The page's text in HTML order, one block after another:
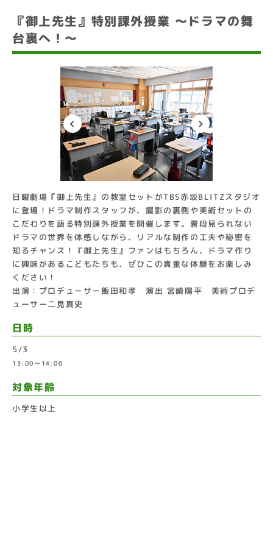
『御上先生』特別課外授業 〜ドラマの舞
台裏へ！〜
日曜劇場『御上先生』の教室セットがTBS赤坂BLITZスタジオ
に登場！ドラマ制作スタッフが、撮影の裏側や美術セットの
こだわりを語る特別課外授業を開催します。普段見られない
ドラマの世界を体感しながら、リアルな制作の工夫や秘密を
知るチャンス！『御上先生』ファンはもちろん、ドラマ作り
に興味があるこどもたちも、ぜひこの貴重な体験をお楽しみ
ください！
出演：プロデューサー飯田和孝 演出 宮崎陽平 美術プロデ
ューサー二見真史
日時
5/3
13:00～14:00
対象年齢
小学生以上